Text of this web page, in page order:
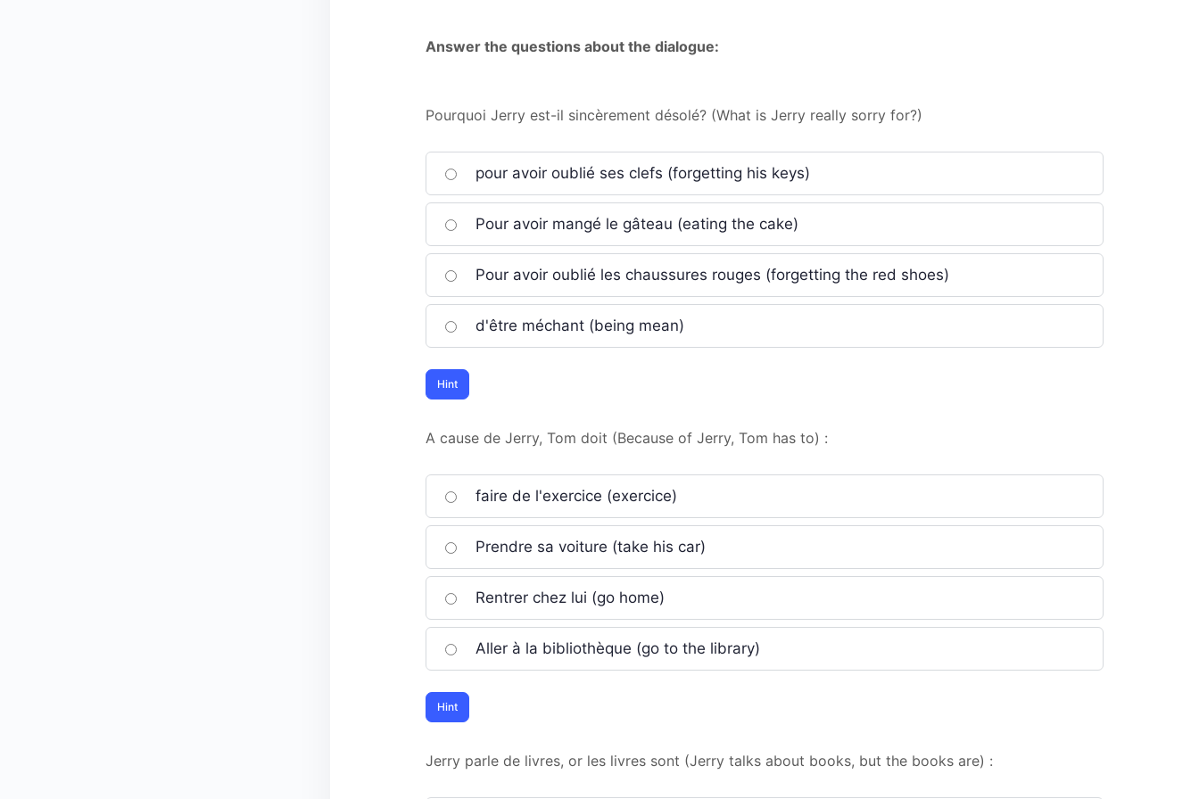
volume.
Answer the questions about the dialogue:
Pourquoi Jerry est-il sincèrement désolé? (What is Jerry really sorry for?)
pour avoir oublié ses clefs (forgetting his keys)
Pour avoir mangé le gâteau (eating the cake)
Pour avoir oublié les chaussures rouges (forgetting the red shoes)
d'être méchant (being mean)
A cause de Jerry, Tom doit (Because of Jerry, Tom has to) :
faire de l'exercice (exercice)
Prendre sa voiture (take his car)
Rentrer chez lui (go home)
Aller à la bibliothèque (go to the library)
Jerry parle de livres, or les livres sont (Jerry talks about books, but the books are) :